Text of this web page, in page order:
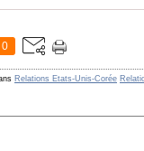
0
Relations Etats-Unis-Corée